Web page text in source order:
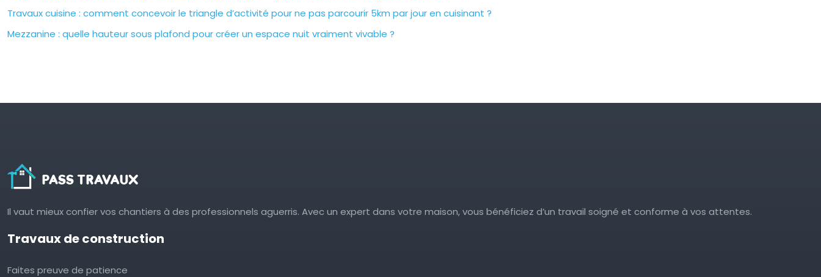
Travaux cuisine : comment concevoir le triangle d’activité pour ne pas parcourir 5km par jour en cuisinant ?
Mezzanine : quelle hauteur sous plafond pour créer un espace nuit vraiment vivable ?
Il vaut mieux confier vos chantiers à des professionnels aguerris. Avec un expert dans votre maison, vous bénéficiez d’un travail soigné et conforme à vos attentes.
Travaux de construction
Faites preuve de patience